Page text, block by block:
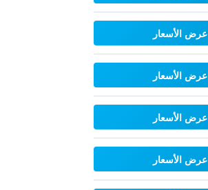
عرض الأسعار
عرض الأسعار
عرض الأسعار
عرض الأسعار